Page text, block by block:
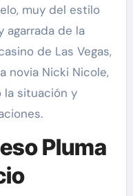
muy del estilo
agarrada de la
de Las Vegas,
novia Nicki Nicole,
la situación y
Pluma